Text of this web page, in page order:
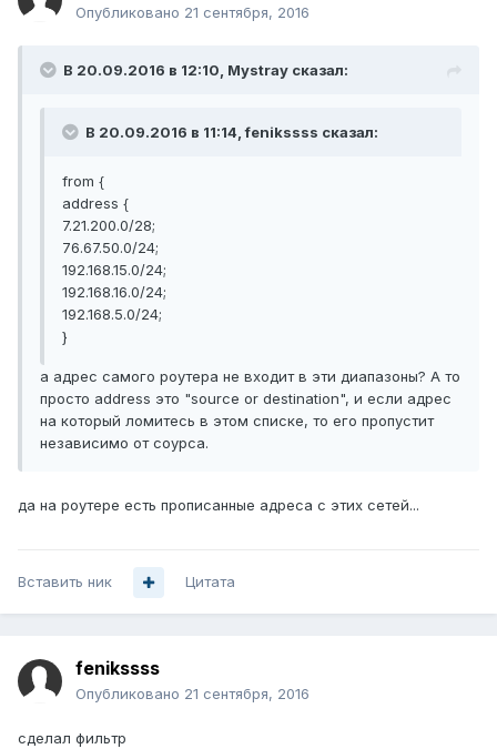
Опубликовано 21 сентября, 2016
В 20.09.2016 в 12:10, Mystray сказал:
В 20.09.2016 в 11:14, fenikssss сказал:
from {
address {
7.21.200.0/28;
76.67.50.0/24;
192.168.15.0/24;
192.168.16.0/24;
192.168.5.0/24;
}
а адрес самого роутера не входит в эти диапазоны? А то
просто address это "source or destination", и если адрес
на который ломитесь в этом списке, то его пропустит
независимо от соурса.
да на роутере есть прописанные адреса с этих сетей...
Вставить ник Цитата
fenikssss
Опубликовано 21 сентября, 2016
сделал фильтр